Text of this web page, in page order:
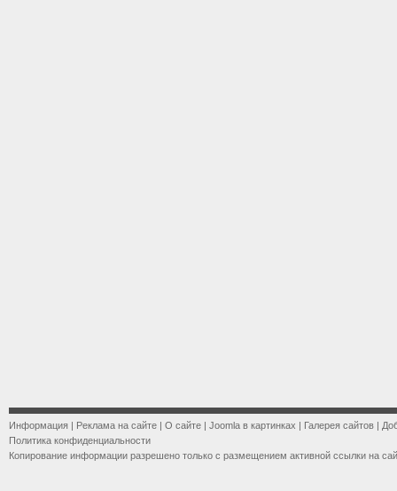
Информация | Реклама на сайте | О сайте | Joomla в картинках | Галерея сайтов |
Политика конфиденциальности
Копирование информации разрешено только с размещением активной ссылки на